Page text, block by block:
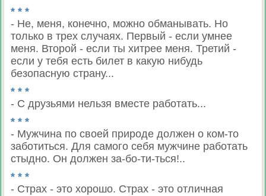
* * *
- Не, меня, конечно, можно обманывать. Но
только в трех случаях. Первый - если умнее
меня. Второй - если ты хитрее меня. Третий -
если у тебя есть билет в какую нибудь
безопасную страну...
* * *
- С друзьями нельзя вместе работать...
* * *
- Мужчина по своей природе должен о ком-то
заботиться. Для самого себя мужчине работать
стыдно. Он должен за-бо-ти-ться!..
* * *
- Страх - это хорошо. Страх - это отличная